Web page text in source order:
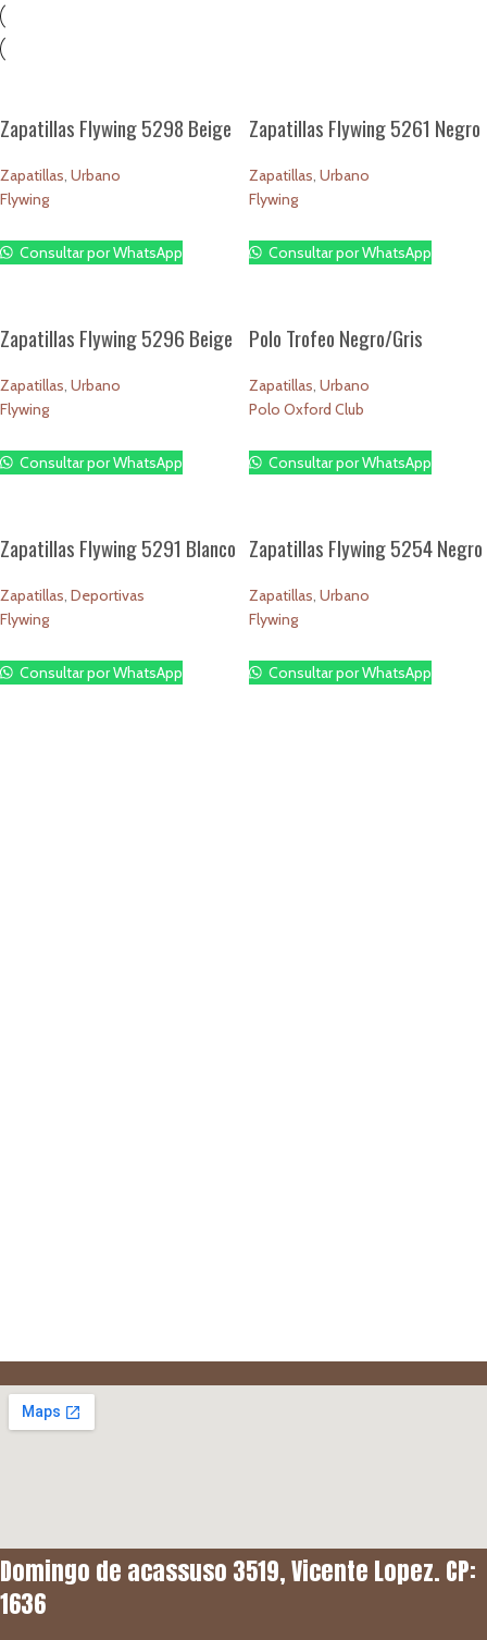
Zapatillas Flywing 5298 Beige
Zapatillas Urbano
Flywing
Consultar por WhatsApp
Zapatillas Flywing 5261 Negro
Zapatillas Urbano
Flywing
Consultar por WhatsApp
Zapatillas Flywing 5296 Beige
Zapatillas Urbano
Flywing
Consultar por WhatsApp
Polo Trofeo Negro/Gris
Zapatillas Urbano
Polo Oxford Club
Consultar por WhatsApp
Zapatillas Flywing 5291 Blanco
Zapatillas Deportivas
Flywing
Consultar por WhatsApp
Zapatillas Flywing 5254 Negro
Zapatillas Urbano
Flywing
Consultar por WhatsApp
Domingo de acassuso 3519, Vicente Lopez. CP:
1636